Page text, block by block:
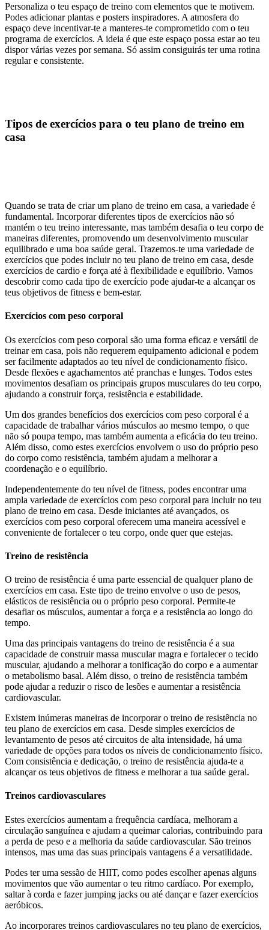
Personaliza o teu espaço de treino com elementos que te motivem.
Podes adicionar plantas e posters inspiradores. A atmosfera do
espaço deve incentivar-te a manteres-te comprometido com o teu
programa de exercícios. A ideia é que este espaço possa estar ao teu
dispor várias vezes por semana. Só assim consiguirás ter uma rotina
regular e consistente.
Tipos de exercícios para o teu plano de treino em
casa
Quando se trata de criar um plano de treino em casa, a variedade é
fundamental. Incorporar diferentes tipos de exercícios não só
mantém o teu treino interessante, mas também desafia o teu corpo de
maneiras diferentes, promovendo um desenvolvimento muscular
equilibrado e uma boa saúde geral. Trazemos-te uma variedade de
exercícios que podes incluir no teu plano de treino em casa, desde
exercícios de cardio e força até à flexibilidade e equilíbrio. Vamos
descobrir como cada tipo de exercício pode ajudar-te a alcançar os
teus objetivos de fitness e bem-estar.
Exercícios com peso corporal
Os exercícios com peso corporal são uma forma eficaz e versátil de
treinar em casa, pois não requerem equipamento adicional e podem
ser facilmente adaptados ao teu nível de condicionamento físico.
Desde flexões e agachamentos até pranchas e lunges. Todos estes
movimentos desafiam os principais grupos musculares do teu corpo,
ajudando a construir força, resistência e estabilidade.
Um dos grandes benefícios dos exercícios com peso corporal é a
capacidade de trabalhar vários músculos ao mesmo tempo, o que
não só poupa tempo, mas também aumenta a eficácia do teu treino.
Além disso, como estes exercícios envolvem o uso do próprio peso
do corpo como resistência, também ajudam a melhorar a
coordenação e o equilíbrio.
Independentemente do teu nível de fitness, podes encontrar uma
ampla variedade de exercícios com peso corporal para incluir no teu
plano de treino em casa. Desde iniciantes até avançados, os
exercícios com peso corporal oferecem uma maneira acessível e
conveniente de fortalecer o teu corpo, onde quer que estejas.
Treino de resistência
O treino de resistência é uma parte essencial de qualquer plano de
exercícios em casa. Este tipo de treino envolve o uso de pesos,
elásticos de resistência ou o próprio peso corporal. Permite-te
desafiar os músculos, aumentar a força e a resistência ao longo do
tempo.
Uma das principais vantagens do treino de resistência é a sua
capacidade de construir massa muscular magra e fortalecer o tecido
muscular, ajudando a melhorar a tonificação do corpo e a aumentar
o metabolismo basal. Além disso, o treino de resistência também
pode ajudar a reduzir o risco de lesões e aumentar a resistência
cardiovascular.
Existem inúmeras maneiras de incorporar o treino de resistência no
teu plano de exercícios em casa. Desde simples exercícios de
levantamento de pesos até circuitos de alta intensidade, há uma
variedade de opções para todos os níveis de condicionamento físico.
Com consistência e dedicação, o treino de resistência ajuda-te a
alcançar os teus objetivos de fitness e melhorar a tua saúde geral.
Treinos cardiovasculares
Estes exercícios aumentam a frequência cardíaca, melhoram a
circulação sanguínea e ajudam a queimar calorias, contribuindo para
a perda de peso e a melhoria da saúde cardiovascular. São treinos
intensos, mas uma das suas principais vantagens é a versatilidade.
Podes ter uma sessão de HIIT, como podes escolher apenas alguns
movimentos que vão aumentar o teu ritmo cardíaco. Por exemplo,
saltar à corda e fazer jumping jacks ou até dançar e fazer exercícios
aeróbicos.
Ao incorporares treinos cardiovasculares no teu plano de exercícios,